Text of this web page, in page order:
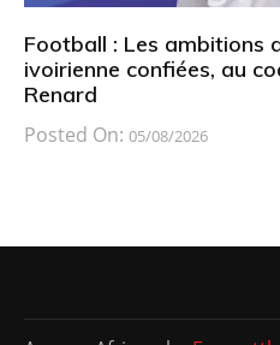
Football : Les ambitions
ivoirienne confiées, au
Renard
Posted On: 05/08/2026